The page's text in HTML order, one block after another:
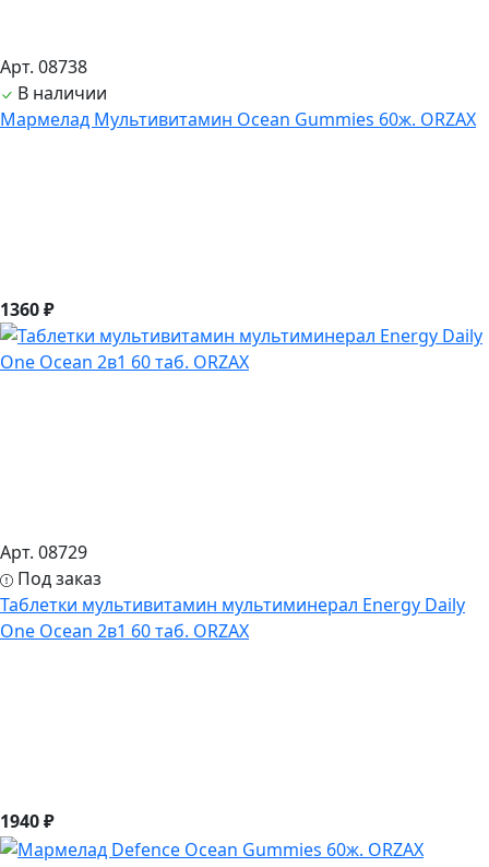
Арт. 08738
В наличии
Мармелад Мультивитамин Ocean Gummies 60ж. ORZAX
1360 ₽
Арт. 08729
Под заказ
Таблетки мультивитамин мультиминерал Energy Daily
One Ocean 2в1 60 таб. ORZAX
1940 ₽